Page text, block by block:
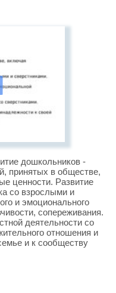
дошкольников -
принятых в обществе,
ценности. Развитие
со взрослыми и
и эмоционального
сопереживания.
деятельности со
отношения и
и к сообществу